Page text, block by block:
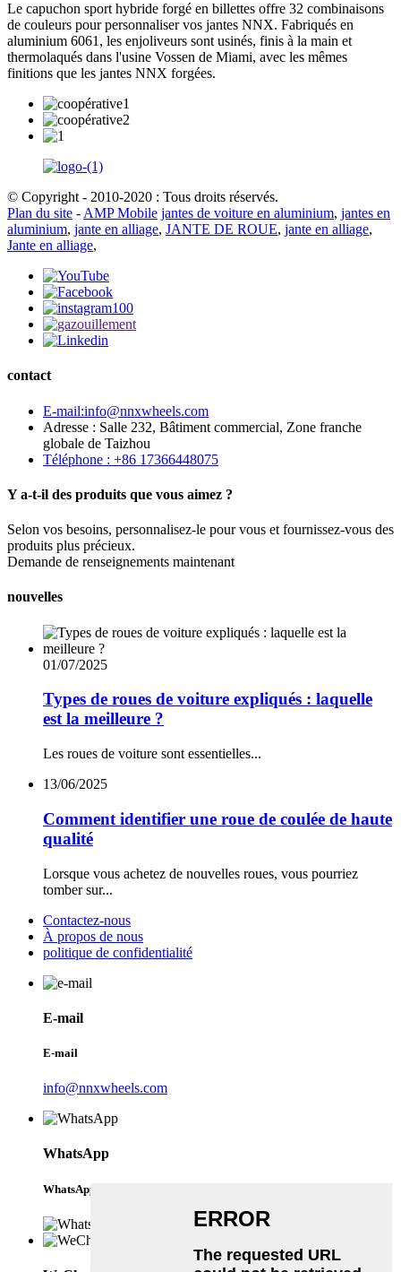
Le capuchon sport hybride forgé en billettes offre 32 combinaisons
de couleurs pour personnaliser vos jantes NNX. Fabriqués en
aluminium 6061, les enjoliveurs sont usinés, finis à la main et
thermolaqués dans l'usine Vossen de Miami, avec les mêmes
finitions que les jantes NNX forgées.
© Copyright - 2010-2020 : Tous droits réservés.
Plan du site - AMP Mobile jantes de voiture en aluminium, jantes en
aluminium, jante en alliage, JANTE DE ROUE, jante en alliage,
Jante en alliage,
contact
E-mail:info@nnxwheels.com
Adresse : Salle 232, Bâtiment commercial, Zone franche
globale de Taizhou
Téléphone : +86 17366448075
Y a-t-il des produits que vous aimez ?
Selon vos besoins, personnalisez-le pour vous et fournissez-vous des
produits plus précieux.
Demande de renseignements maintenant
nouvelles
01/07/2025
Types de roues de voiture expliqués : laquelle
est la meilleure ?
Les roues de voiture sont essentielles...
13/06/2025
Comment identifier une roue de coulée de haute
qualité
Lorsque vous achetez de nouvelles roues, vous pourriez
tomber sur...
Contactez-nous
À propos de nous
politique de confidentialité
E-mail
E-mail
info@nnxwheels.com
WhatsApp
WhatsApp